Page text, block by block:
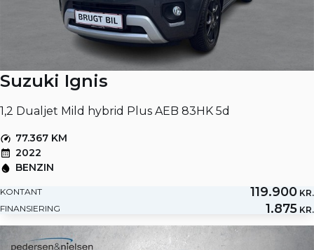
Suzuki Ignis
1,2 Dualjet Mild hybrid Plus AEB 83HK 5d
77.367 KM
2022
BENZIN
KONTANT 119.900 KR.
FINANSIERING
1.875 KR.